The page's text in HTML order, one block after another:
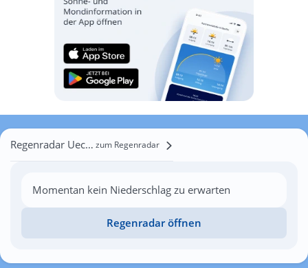
Regenradar Ueckermünde zum Regenradar
Momentan kein Niederschlag zu erwarten
Regenradar öffnen